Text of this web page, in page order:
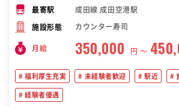
最寄駅 成田線 成田空港駅
施設形態 カウンター寿司
月給 350,000 円 〜
福利厚生充実 未経験者歓迎 駅近
経験者優遇